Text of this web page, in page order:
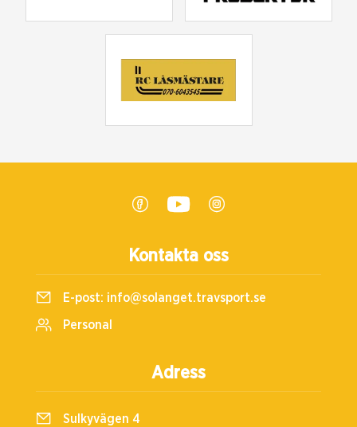
Kontakta oss
E-post: info@solanget.travsport.se
Personal
Adress
Sulkyvägen 4